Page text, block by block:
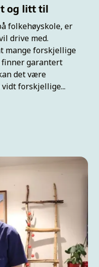
og litt til
folkehøyskole, er
drive med.
mange forskjellige
finner garantert
det være
forskjellige...